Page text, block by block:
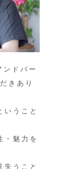
ドパー
きあり
いうこと
・魅力を
失うこと